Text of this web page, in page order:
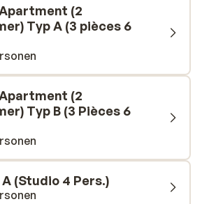
und St Jean d'Arves hinunter. Hier
Auch schön: diese Ski-in-Ski-
im Zentrum. Hier können Sie
den Skiern ein Glas Wein trinken
Raclette genießen.
(2
Typ A (3 pièces 6
(2
Typ B (3 Pièces 6
(Studio 4 Pers.)